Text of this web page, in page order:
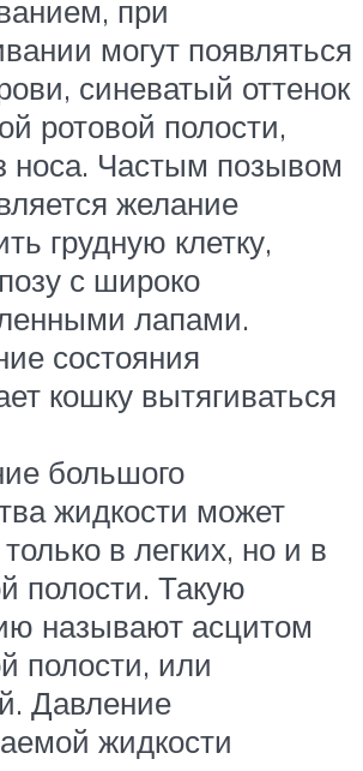
при
могут появляться
синеватый оттенок
ротовой полости,
носа. Частым позывом
желание
грудную клетку,
с широко
лапами.
состояния
кошку вытягиваться
большого
жидкости может
в легких, но и в
полости. Такую
называют асцитом
полости, или
Давление
жидкости